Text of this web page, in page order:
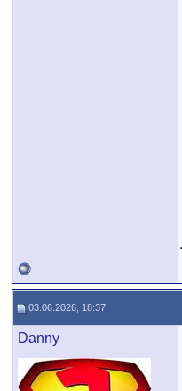
03.06.2026, 18:37
Danny